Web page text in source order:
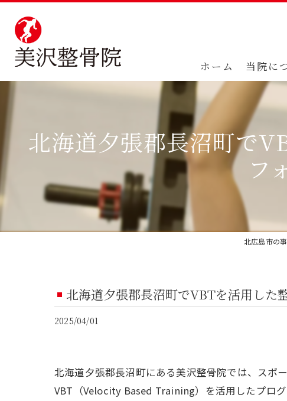
ホーム 当院に
北海道夕張郡長沼町で
フ
北広島市の
北海道夕張郡長沼町でVBTを活用した
2025/04/01
北海道夕張郡長沼町にある美沢整骨院では、スポ
VBT（Velocity Based Training）を活用したプロ